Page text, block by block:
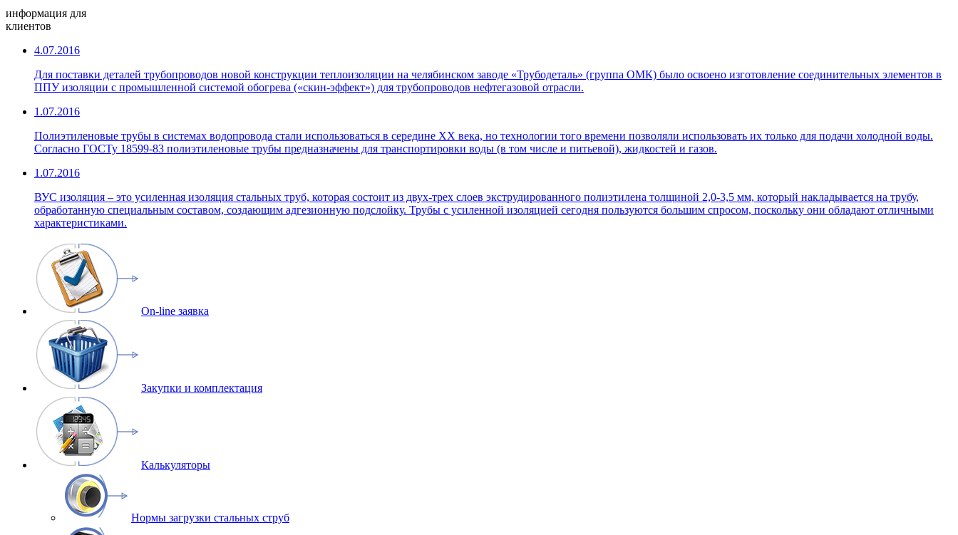
информация для
клиентов
4.07.2016
Для поставки деталей трубопроводов новой конструкции теплоизоляции на челябинском заводе «Трубодеталь» (группа ОМК) было освоено изготовление соединительных элементов в
ППУ изоляции с промышленной системой обогрева («скин-эффект») для трубопроводов нефтегазовой отрасли.
1.07.2016
Полиэтиленовые трубы в системах водопровода стали использоваться в середине ХХ века, но технологии того времени позволяли использовать их только для подачи холодной воды.
Согласно ГОСТу 18599-83 полиэтиленовые трубы предназначены для транспортировки воды (в том числе и питьевой), жидкостей и газов.
1.07.2016
ВУС изоляция – это усиленная изоляция стальных труб, которая состоит из двух-трех слоев экструдированного полиэтилена толщиной 2,0-3,5 мм, который накладывается на трубу,
обработанную специальным составом, создающим адгезионную подслойку. Трубы с усиленной изоляцией сегодня пользуются большим спросом, поскольку они обладают отличными
характеристиками.
On-line заявка
Закупки и комплектация
Калькуляторы
Нормы загрузки стальных струб